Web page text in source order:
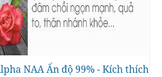
NAA Ấn độ 99% - Kích thích